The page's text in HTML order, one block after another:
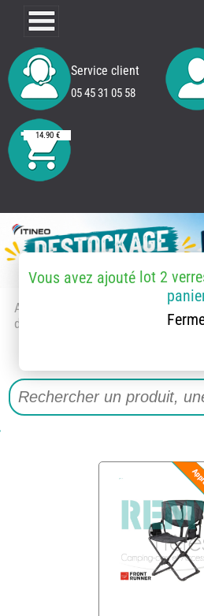
Service client
05 45 31 05 58
14.90 €
Accueil
> Accessoires et pièces
détachées
Vous avez ajouté lot 2